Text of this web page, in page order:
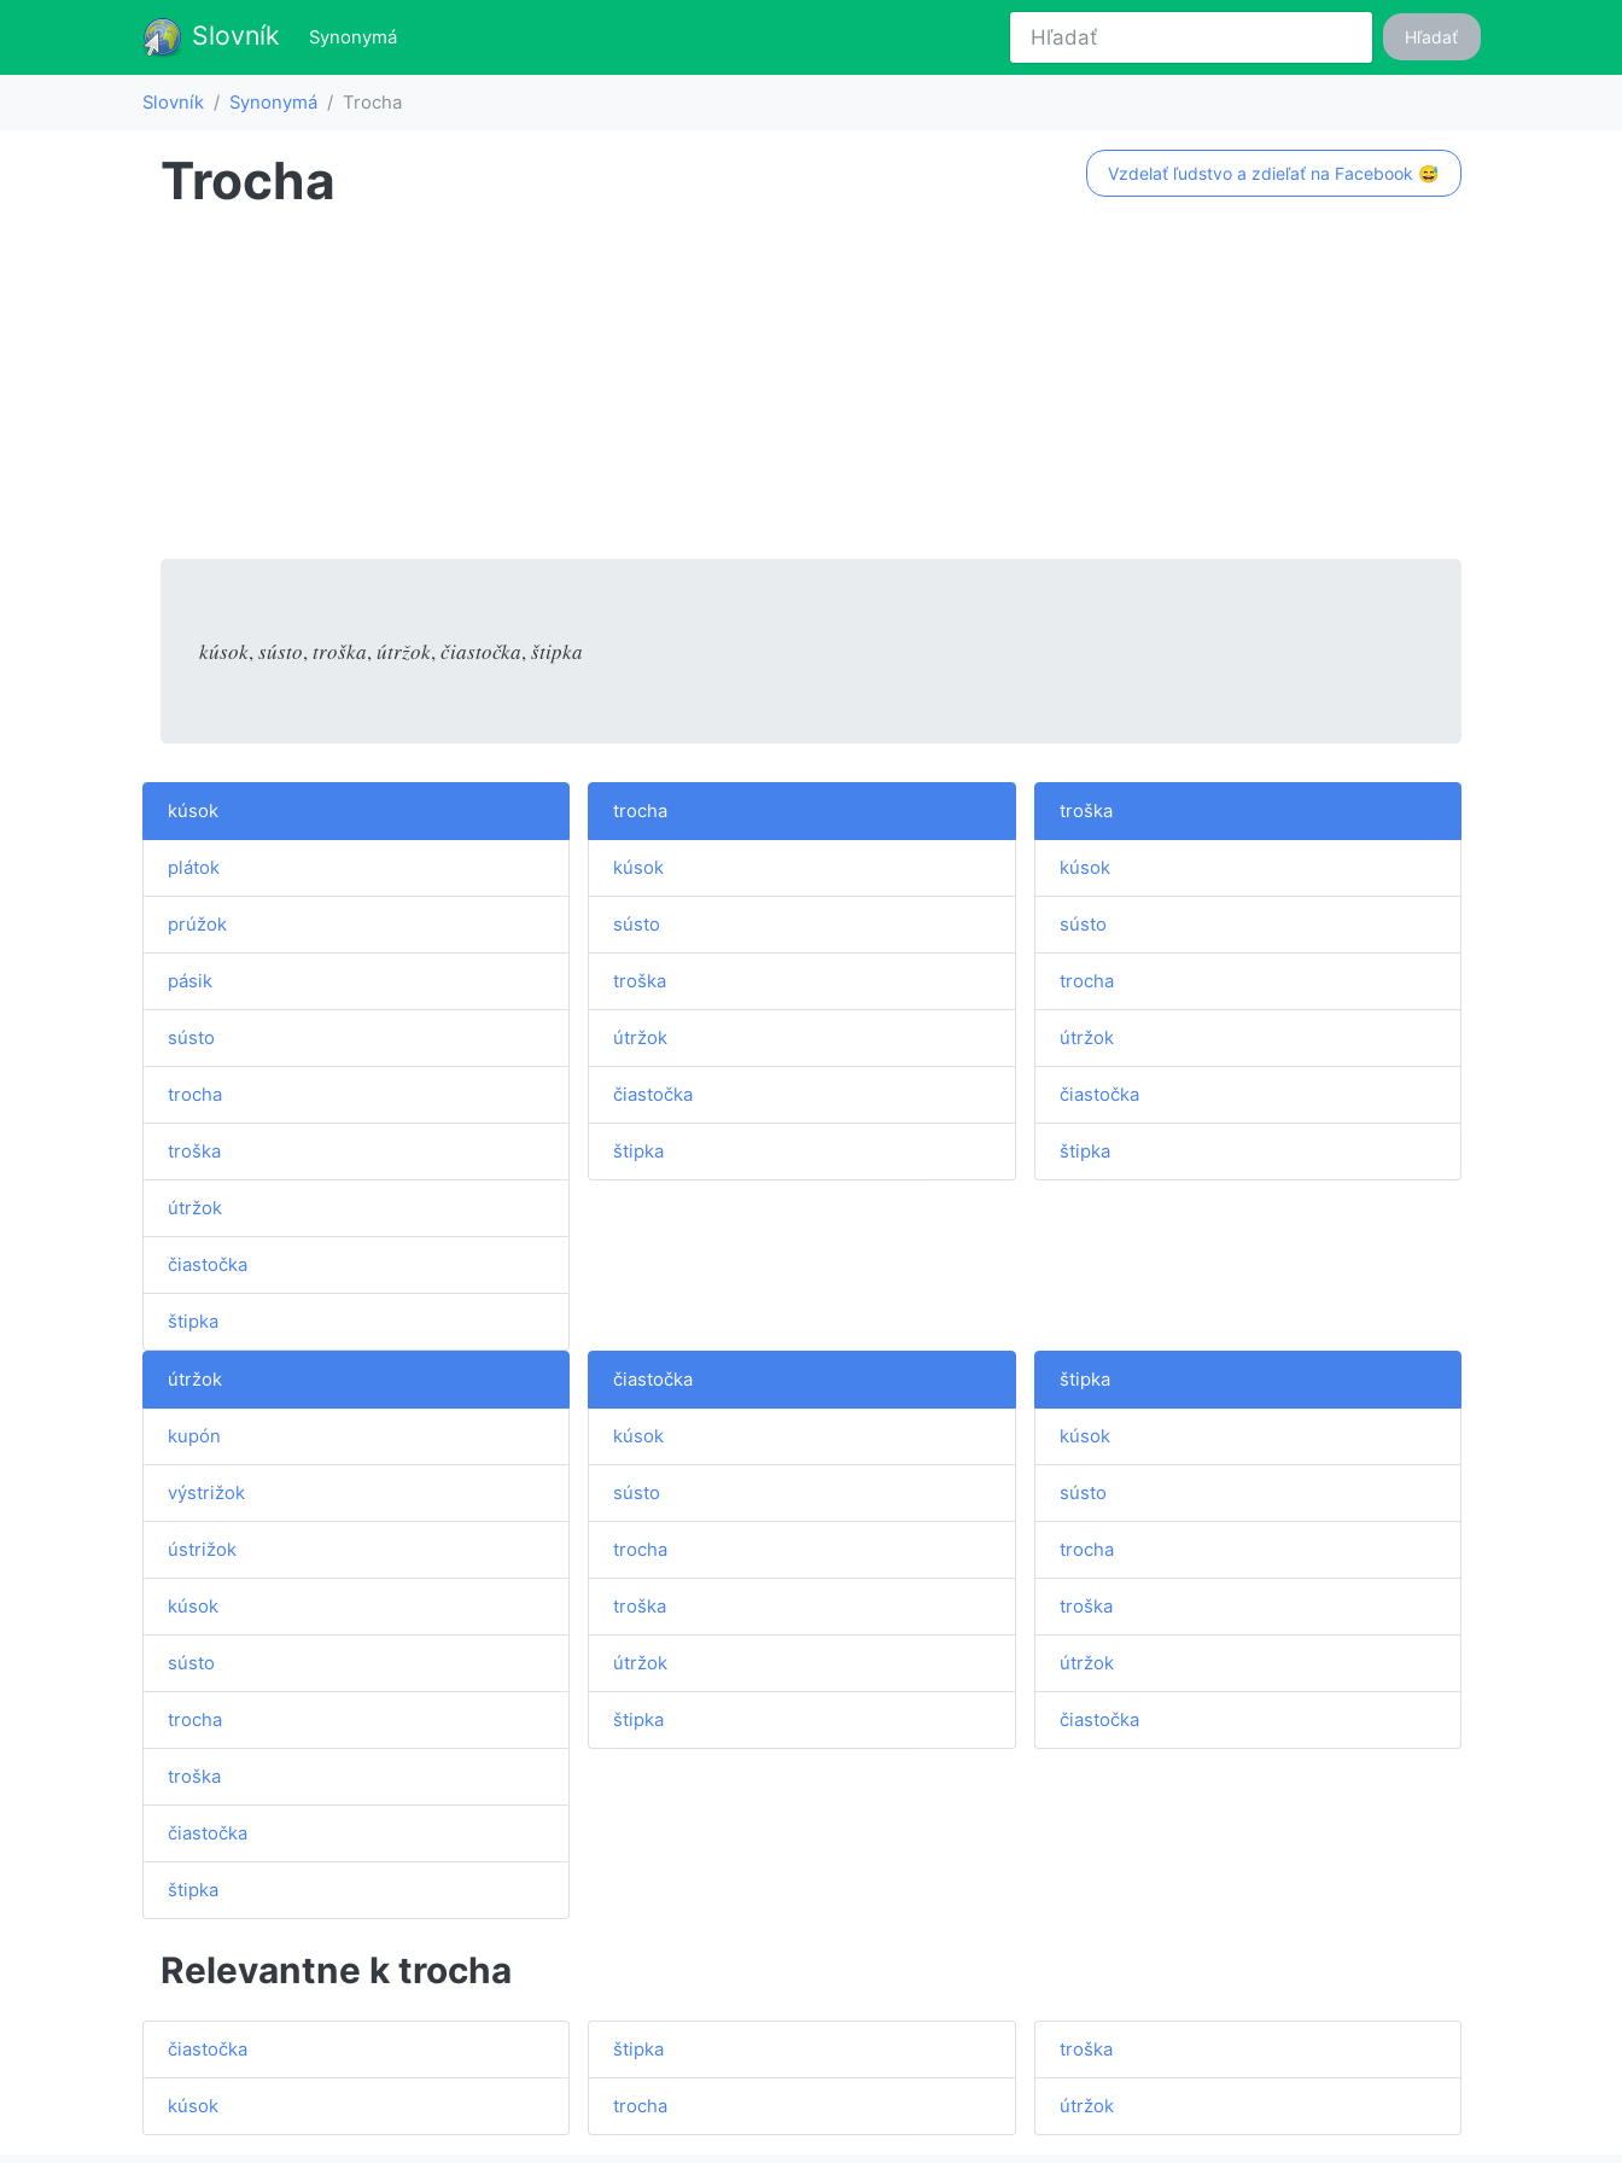
Slovník Slovník
Synonymá(aktualne) Hľadať
Slovník Synonymá Trocha
Vzdelať ľudstvo a zdieľať na Facebook 😅
Trocha
kúsok, sústo, troška, útržok, čiastočka, štipka
kúsok
plátok
prúžok
pásik
sústo
trocha
troška
útržok
čiastočka
štipka
trocha
kúsok
sústo
troška
útržok
čiastočka
štipka
troška
kúsok
sústo
trocha
útržok
čiastočka
štipka
útržok
kupón
výstrižok
ústrižok
kúsok
sústo
trocha
troška
čiastočka
štipka
čiastočka
kúsok
sústo
trocha
troška
útržok
štipka
štipka
kúsok
sústo
trocha
troška
útržok
čiastočka
Relevantne k trocha
čiastočka
kúsok
štipka
trocha
troška
útržok